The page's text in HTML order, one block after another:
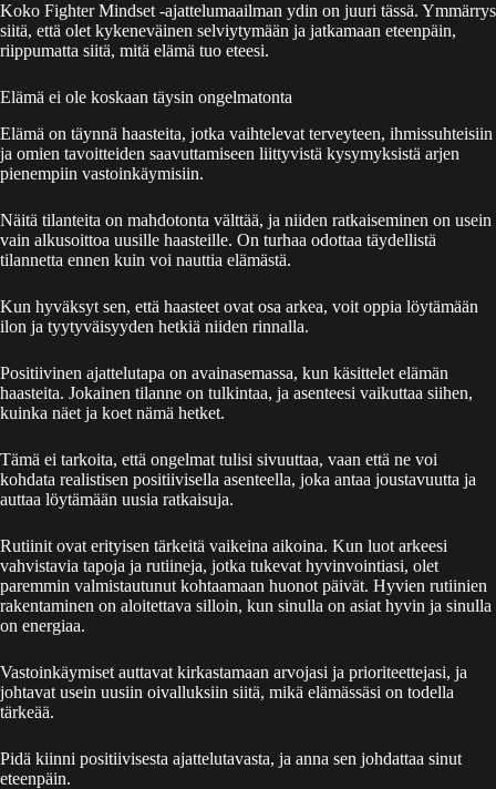
Koko Fighter Mindset -ajattelumaailman ydin on juuri tässä. Ymmärrys
siitä, että olet kykeneväinen selviytymään ja jatkamaan eteenpäin,
riippumatta siitä, mitä elämä tuo eteesi.
Elämä ei ole koskaan täysin ongelmatonta
Elämä on täynnä haasteita, jotka vaihtelevat terveyteen, ihmissuhteisiin
ja omien tavoitteiden saavuttamiseen liittyvistä kysymyksistä arjen
pienempiin vastoinkäymisiin.
Näitä tilanteita on mahdotonta välttää, ja niiden ratkaiseminen on usein
vain alkusoittoa uusille haasteille. On turhaa odottaa täydellistä
tilannetta ennen kuin voi nauttia elämästä.
Kun hyväksyt sen, että haasteet ovat osa arkea, voit oppia löytämään
ilon ja tyytyväisyyden hetkiä niiden rinnalla.
Positiivinen ajattelutapa on avainasemassa, kun käsittelet elämän
haasteita. Jokainen tilanne on tulkintaa, ja asenteesi vaikuttaa siihen,
kuinka näet ja koet nämä hetket.
Tämä ei tarkoita, että ongelmat tulisi sivuuttaa, vaan että ne voi
kohdata realistisen positiivisella asenteella, joka antaa joustavuutta ja
auttaa löytämään uusia ratkaisuja.
Rutiinit ovat erityisen tärkeitä vaikeina aikoina. Kun luot arkeesi
vahvistavia tapoja ja rutiineja, jotka tukevat hyvinvointiasi, olet
paremmin valmistautunut kohtaamaan huonot päivät. Hyvien rutiinien
rakentaminen on aloitettava silloin, kun sinulla on asiat hyvin ja sinulla
on energiaa.
Vastoinkäymiset auttavat kirkastamaan arvojasi ja prioriteettejasi, ja
johtavat usein uusiin oivalluksiin siitä, mikä elämässäsi on todella
tärkeää.
Pidä kiinni positiivisesta ajattelutavasta, ja anna sen johdattaa sinut
eteenpäin.